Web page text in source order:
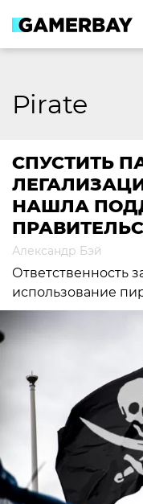
content
Pirate
СПУСТИТЬ
НАШЛА
Александр Бэй
Ответственность
использование